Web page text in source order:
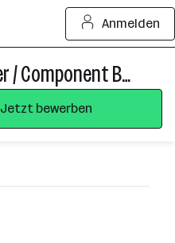
Anmelden
Strategischer Einkäufer / Component Buyer (m/w/d)
Jetzt bewerben